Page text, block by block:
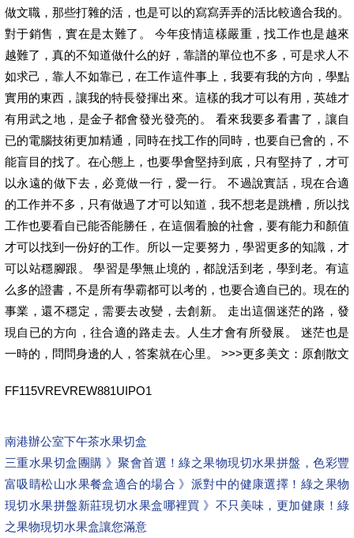
做文職，那些打雜的活，也是可以的寫寫弄弄的活比較適合我的。
對于銷售，實在是太難了。 今年疫情這樣嚴重，找工作也是越來
越難了，真的不知道做什么的好，靠譜的單位也不多，可是求人不
如求己，靠人不如靠已，在工作這件事上，我要有我的方向，學點
實用的東西，讓我的特長發揮出來。這樣的我才可以有用，英雄才
有用武之地，是金子都會發光發亮的。 看來我要多看書了，讓自
已的電腦技術更加精通，同時在找工作的同時，也要自已會的，不
能盲目的找了。在心態上，也要學會堅持到底，只有堅持了，才可
以永遠的做下去，必竟做一行，愛一行。 不過說實話，現在合適
的工作并不多，只有做過了才可以知道，我不想老是跳槽，所以找
工作也要看自已能否能勝任，在這個看臉的社會，要有能力和顏值
才可以找到一份好的工作。所以一定要努力，學習更多的知識，才
可以站穩腳跟。 學習是學無止境的，都說活到老，學到老。有這
么多的證書，不是所有學霸都可以考的，也要合適自已的。現在的
事業，還不穩定，需要去改變，去創新。 走出這個迷茫的路，發
現自已的方向，往合適的路走去。人生才會有所發展。 迷茫也是
一時的，問問身邊的人，答案就在心里。 >>>更多美文：原創散文
FF115VREVREW881UIPO1
南港辦公室下午茶水果切盒
三重水果切盒團購 》聚會首選！綠之果物現切水果拼盤，色彩豐
富吸睛松山水果餐盒適合的場合 》派對中的健康選擇！綠之果物
現切水果拼盤新莊現切水果盒哪裡買 》不只美味，更加健康！綠
之果物現切水果盒讓您滿意